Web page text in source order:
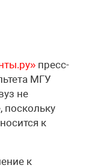
пресс-
МГУ
не
поскольку
к
к